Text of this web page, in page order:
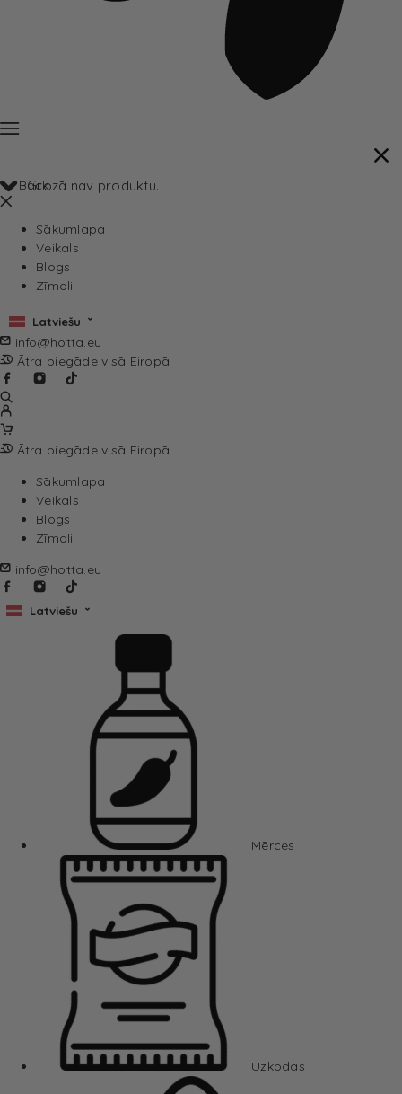
Grozā nav produktu.
Back
Sākumlapa
Veikals
Blogs
Zīmoli
Latviešu
info@hotta.eu
Ātra piegāde visā Eiropā
Ātra piegāde visā Eiropā
Sākumlapa
Veikals
Blogs
Zīmoli
info@hotta.eu
Latviešu
Mērces
Uzkodas